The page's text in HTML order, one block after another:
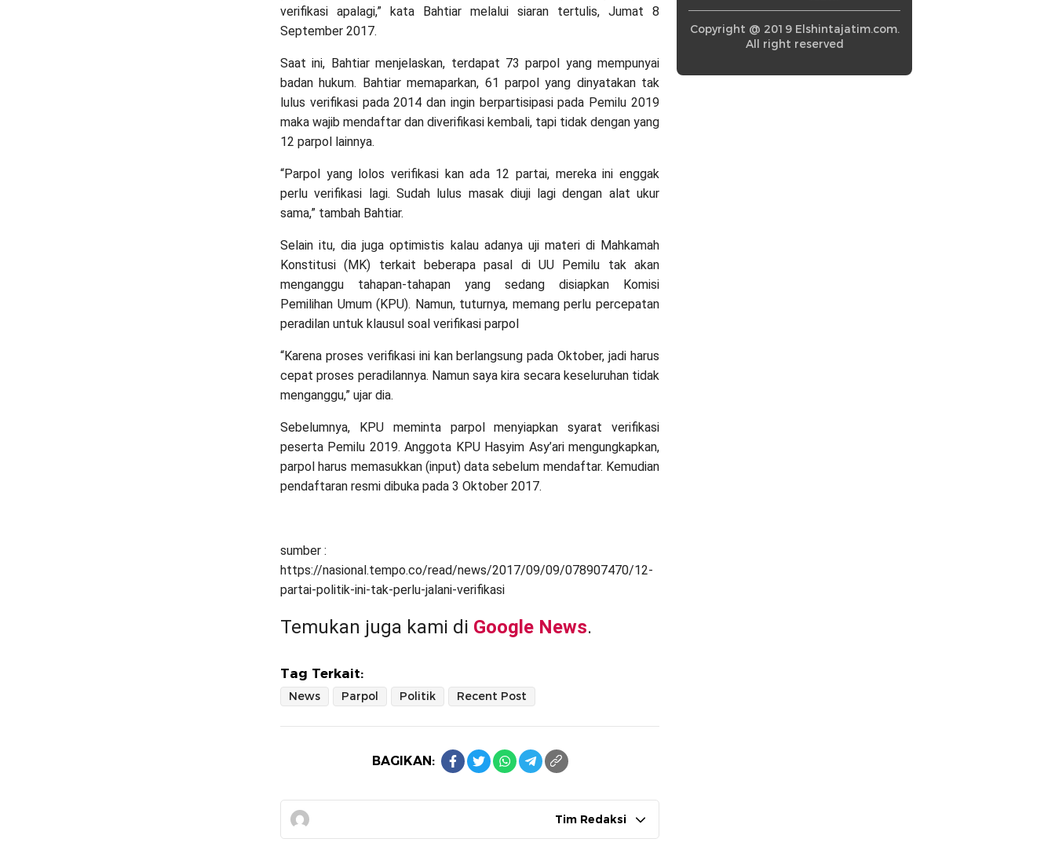
verifikasi apalagi,” kata Bahtiar melalui siaran tertulis, Jumat 8
September 2017.
Saat ini, Bahtiar menjelaskan, terdapat 73 parpol yang mempunyai
badan hukum. Bahtiar memaparkan, 61 parpol yang dinyatakan tak
lulus verifikasi pada 2014 dan ingin berpartisipasi pada Pemilu 2019
maka wajib mendaftar dan diverifikasi kembali, tapi tidak dengan yang
12 parpol lainnya.
“Parpol yang lolos verifikasi kan ada 12 partai, mereka ini enggak
perlu verifikasi lagi. Sudah lulus masak diuji lagi dengan alat ukur
sama,” tambah Bahtiar.
Selain itu, dia juga optimistis kalau adanya uji materi di Mahkamah
Konstitusi (MK) terkait beberapa pasal di UU Pemilu tak akan
menganggu tahapan-tahapan yang sedang disiapkan Komisi
Pemilihan Umum (KPU). Namun, tuturnya, memang perlu percepatan
peradilan untuk klausul soal verifikasi parpol
“Karena proses verifikasi ini kan berlangsung pada Oktober, jadi harus
cepat proses peradilannya. Namun saya kira secara keseluruhan tidak
menganggu,” ujar dia.
Sebelumnya, KPU meminta parpol menyiapkan syarat verifikasi
peserta Pemilu 2019. Anggota KPU Hasyim Asy’ari mengungkapkan,
parpol harus memasukkan (input) data sebelum mendaftar. Kemudian
pendaftaran resmi dibuka pada 3 Oktober 2017.
sumber :
https://nasional.tempo.co/read/news/2017/09/09/078907470/12-
partai-politik-ini-tak-perlu-jalani-verifikasi
Temukan juga kami di Google News.
Tag Terkait:
News Parpol Politik Recent Post
BAGIKAN:
Tim Redaksi
Copyright @ 2019 Elshintajatim.com.
All right reserved